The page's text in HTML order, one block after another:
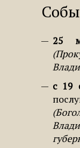
25
с 19